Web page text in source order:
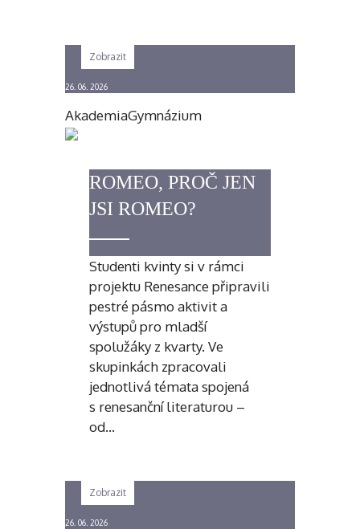
Zobrazit
26. 06. 2026
AkademiaGymnázium
ROMEO, PROČ JEN
JSI ROMEO?
Studenti kvinty si v rámci
projektu Renesance připravili
pestré pásmo aktivit a
výstupů pro mladší
spolužáky z kvarty. Ve
skupinkách zpracovali
jednotlivá témata spojená
s renesanční literaturou –
od…
Zobrazit
26. 06. 2026